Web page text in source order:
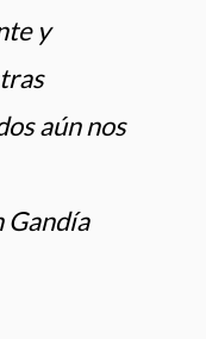
y
aún nos
Gandía